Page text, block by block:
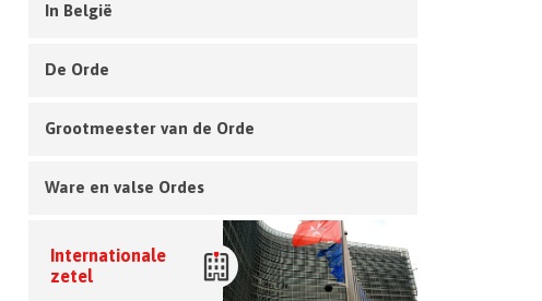
In België
De Orde
Grootmeester van de Orde
Ware en valse Ordes
Internationale
zetel